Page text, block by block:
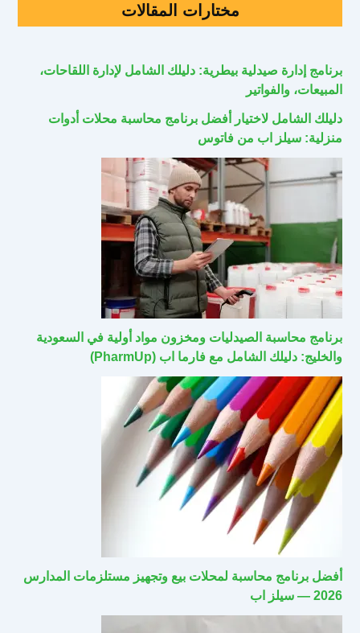
مختارات المقالات
برنامج إدارة صيدلية بيطرية: دليلك الشامل لإدارة اللقاحات،
المبيعات، والفواتير
دليلك الشامل لاختيار أفضل برنامج محاسبة محلات أدوات
منزلية: سيلز اب من فاتوس
برنامج محاسبة الصيدليات ومخزون مواد أولية في السعودية
والخليج: دليلك الشامل مع فارما اب (PharmUp)
أفضل برنامج محاسبة لمحلات بيع وتجهيز مستلزمات المدارس
2026 — سيلز اب